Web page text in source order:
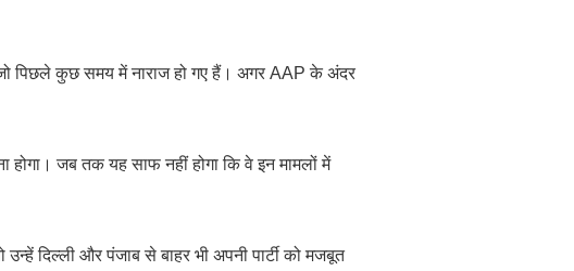
जो पिछले कुछ समय में नाराज हो गए हैं। अगर AAP के अंदर
होगा। जब तक यह साफ नहीं होगा कि वे इन मामलों में
दिल्ली और पंजाब से बाहर भी अपनी पार्टी को मजबूत